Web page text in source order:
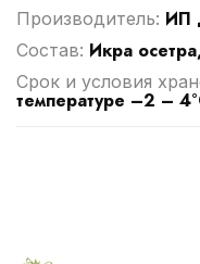
Производитель: ИП
Cостав: Икра
Срок и условия
температуре –2 –